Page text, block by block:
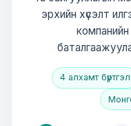
эрхийн хүсэлт
4 алхамт бүртгэл